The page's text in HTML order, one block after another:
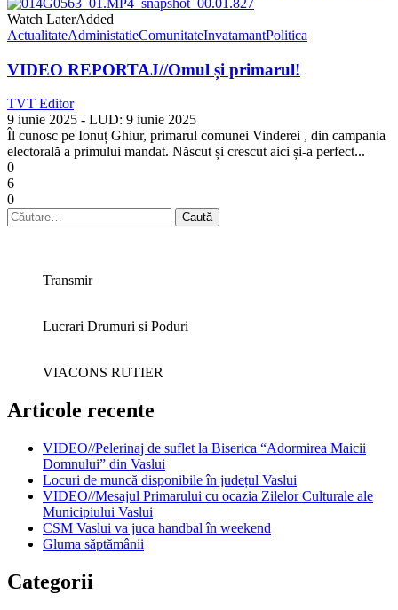
Watch LaterAdded
ActualitateAdministatieComunitateInvatamantPolitica
VIDEO REPORTAJ//Omul și primarul!
TVT Editor
9 iunie 2025 - LUD: 9 iunie 2025
Îl cunosc pe Ionuț Ghiur, primarul comunei Vinderei , din campania
electorală a primului mandat. Născut și crescut aici și-a perfect...
0
6
0
Caută
după:
Transmir
Lucrari Drumuri si Poduri
VIACONS RUTIER
Articole recente
VIDEO//Pelerinaj de suflet la Biserica “Adormirea Maicii
Domnului” din Vaslui
Locuri de muncă disponibile în județul Vaslui
VIDEO//Mesajul Primarului cu ocazia Zilelor Culturale ale
Municipiului Vaslui
CSM Vaslui va juca handbal în weekend
Gluma săptămânii
Categorii